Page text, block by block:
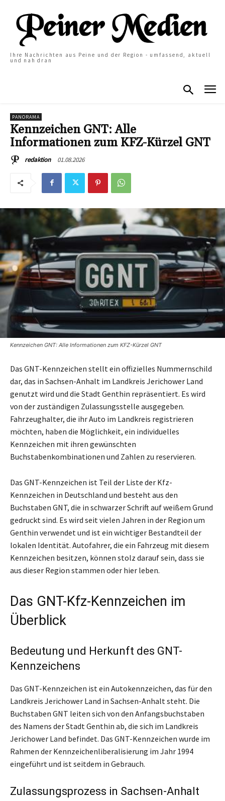
Ihre Nachrichten aus Peine und der Region - umfassend, aktuell
und nah dran
PANORAMA
Kennzeichen GNT: Alle
Informationen zum KFZ-Kürzel GNT
redaktion 01.08.2026
Kennzeichen GNT: Alle Informationen zum KFZ-Kürzel GNT
Das GNT-Kennzeichen stellt ein offizielles Nummernschild
dar, das in Sachsen-Anhalt im Landkreis Jerichower Land
genutzt wird und die Stadt Genthin repräsentiert. Es wird
von der zuständigen Zulassungsstelle ausgegeben.
Fahrzeughalter, die ihr Auto im Landkreis registrieren
möchten, haben die Möglichkeit, ein individuelles
Kennzeichen mit ihren gewünschten
Buchstabenkombinationen und Zahlen zu reservieren.
Das GNT-Kennzeichen ist Teil der Liste der Kfz-
Kennzeichen in Deutschland und besteht aus den
Buchstaben GNT, die in schwarzer Schrift auf weißem Grund
gedruckt sind. Es wird seit vielen Jahren in der Region um
Genthin verwendet und ist ein wichtiger Bestandteil der
lokalen Identität. Autofahrer, die ein Fahrzeug mit diesem
Kennzeichen besitzen, können stolz darauf sein, dass sie
aus dieser Region stammen oder hier leben.
Das GNT-Kfz-Kennzeichen im
Überblick
Bedeutung und Herkunft des GNT-
Kennzeichens
Das GNT-Kennzeichen ist ein Autokennzeichen, das für den
Landkreis Jerichower Land in Sachsen-Anhalt steht. Die
Buchstaben GNT leiten sich von den Anfangsbuchstaben
des Namens der Stadt Genthin ab, die sich im Landkreis
Jerichower Land befindet. Das GNT-Kennzeichen wurde im
Rahmen der Kennzeichenliberalisierung im Jahr 1994
eingeführt und ist seitdem in Gebrauch.
Zulassungsprozess in Sachsen-Anhalt